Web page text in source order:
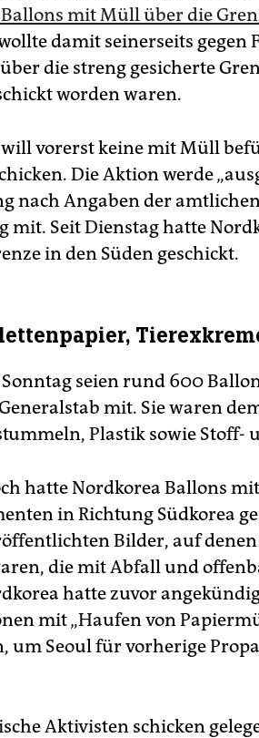
mit Müll über die
damit seinerseits gegen
die streng gesicherte
worden waren.
vorerst keine mit Müll
Die Aktion werde
nach Angaben der
mit. Seit Dienstag hatte
in den Süden geschickt.
seien rund 600
mit. Sie waren
Plastik sowie Stoff-
hatte Nordkorea Ballons
in Richtung Südkorea
Bilder, auf
die mit Abfall und
hatte zuvor
mit „Haufen von
um Seoul für vorherige
Aktivisten schicken